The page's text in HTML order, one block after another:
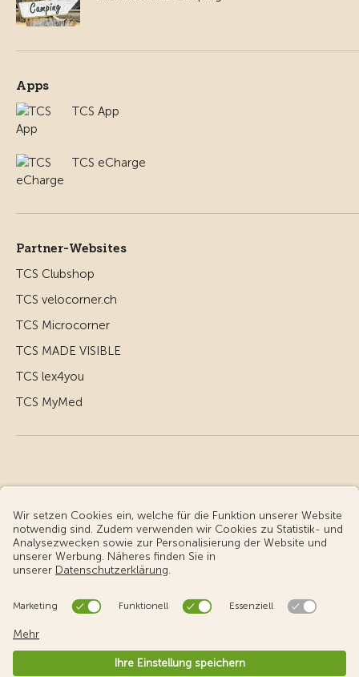
Apps
TCS App
TCS eCharge
Partner-Websites
TCS Clubshop
TCS velocorner.ch
TCS Microcorner
TCS MADE VISIBLE
TCS lex4you
TCS MyMed
© Touring Club Schweiz
Benutzungsbedingungen - rechtliche Informationen
Cookie-Einstellungen